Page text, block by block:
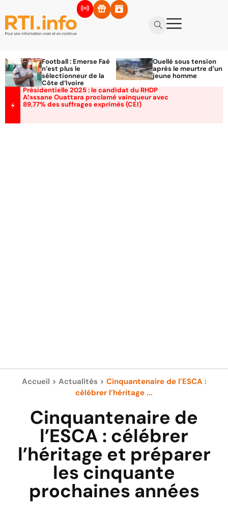
Football : Emerse Faé
n’est plus le
sélectionneur de la
Côte d’Ivoire
Ouellé sous tension
après le meurtre d’un
jeune homme
Présidentielle 2025 : le candidat du RHDP
Alassane Ouattara proclamé vainqueur avec
89,77% des suffrages exprimés (CEI)
Accueil > Actualités> Cinquantenaire de l’ESCA :
célébrer l’héritage ...
Cinquantenaire de
l’ESCA : célébrer
l’héritage et préparer
les cinquante
prochaines années